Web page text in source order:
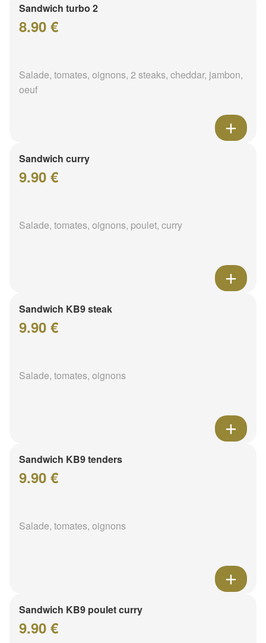
Sandwich turbo 2
8.90 €
Salade, tomates, oignons, 2 steaks, cheddar, jambon,
oeuf
Sandwich curry
9.90 €
Salade, tomates, oignons, poulet, curry
Sandwich KB9 steak
9.90 €
Salade, tomates, oignons
Sandwich KB9 tenders
9.90 €
Salade, tomates, oignons
Sandwich KB9 poulet curry
9.90 €